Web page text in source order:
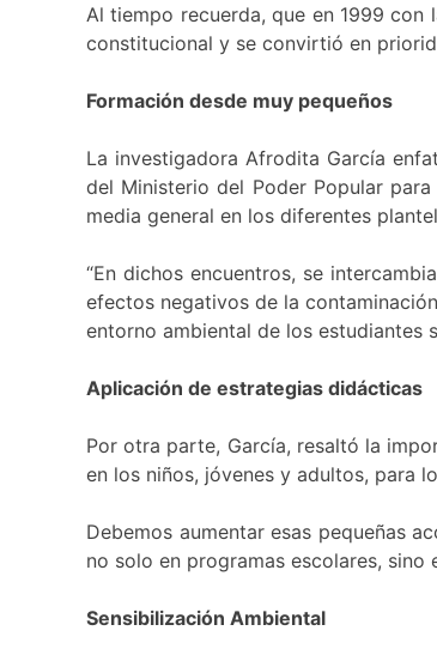
Al tiempo recuerda, que en 1999
constitucional y se convirtió en
Formación desde muy pequeños
La investigadora Afrodita García
del Ministerio del Poder Popular
media general en los diferentes
“En dichos encuentros, se
efectos negativos de la
entorno ambiental de los estudiantes
Aplicación de estrategias didácticas
Por otra parte, García, resaltó la
en los niños, jóvenes y adultos, para
Debemos aumentar esas pequeñas
no solo en programas escolares,
Sensibilización Ambiental